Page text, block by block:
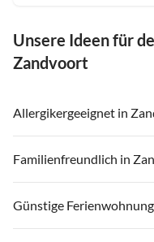
Unsere Ideen für
Zandvoort
Allergikergeeignet in
Familienfreundlich in
Günstige